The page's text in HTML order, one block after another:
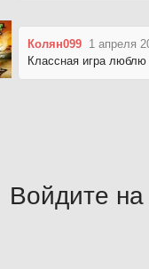
Колян099 1 апреля
Классная игра
Войдите на